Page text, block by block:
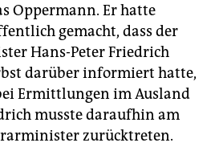
Oppermann. Er hatte
gemacht, dass der
Hans-Peter Friedrich
darüber informiert hatte,
Ermittlungen im Ausland
musste daraufhin am
zurücktreten.